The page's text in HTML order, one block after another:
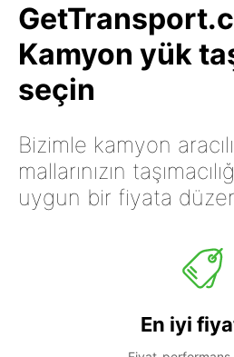
Kamyon yük
seçin
Bizimle kamyon
mallarınızın
uygun bir fiyata
En iyi